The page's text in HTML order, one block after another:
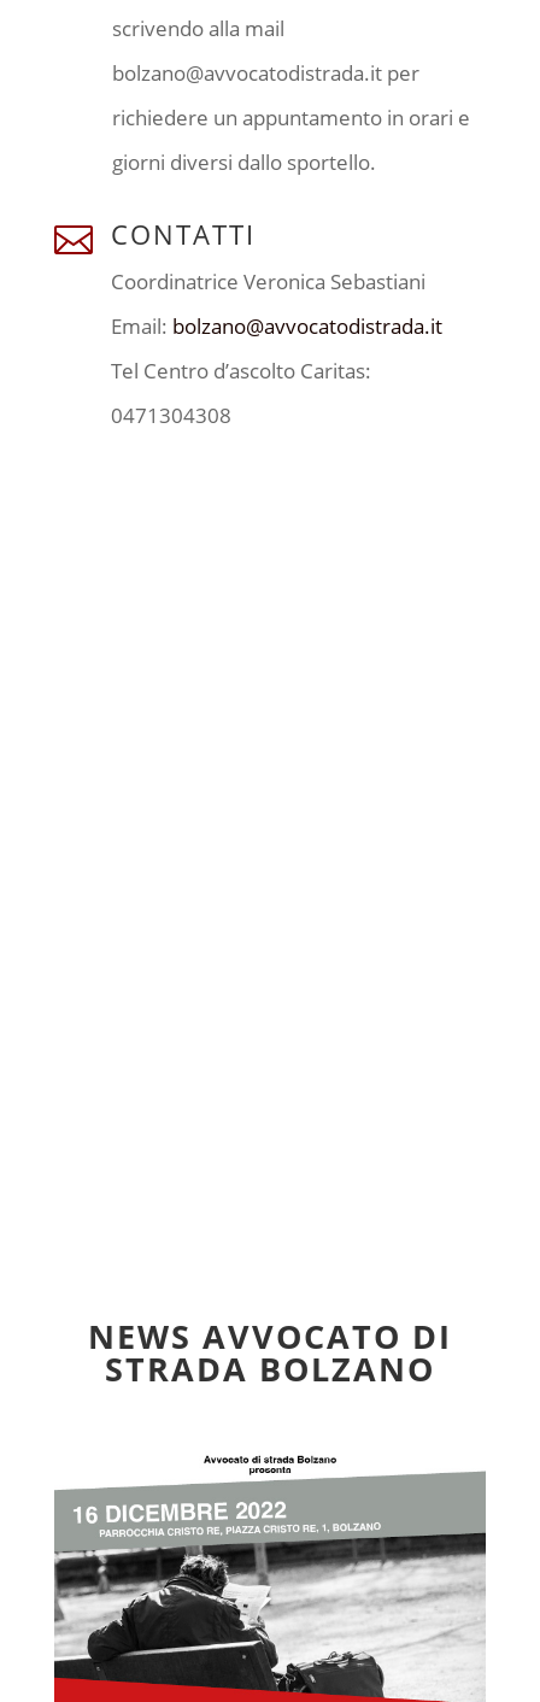
scrivendo alla mail
bolzano@avvocatodistrada.it per
richiedere un appuntamento in orari e
giorni diversi dallo sportello.
 CONTATTI
Coordinatrice Veronica Sebastiani
Email: bolzano@avvocatodistrada.it
Tel Centro d’ascolto Caritas:
0471304308
NEWS AVVOCATO DI
STRADA BOLZANO